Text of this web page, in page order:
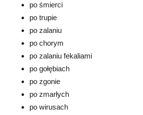
po śmierci
po trupie
po zalaniu
po chorym
po zalaniu fekaliami
po gołębiach
po zgonie
po zmarłych
po wirusach